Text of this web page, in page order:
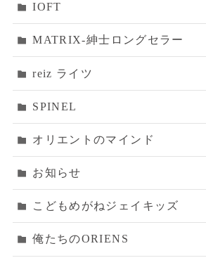
IOFT
MATRIX‐紳士ロングセラー
reiz ライツ
SPINEL
オリエントのマインド
お知らせ
こどもめがねジェイキッズ
俺たちのORIENS